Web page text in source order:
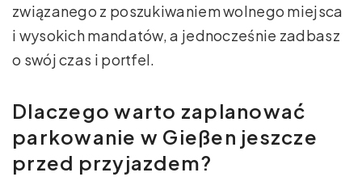
związanego z poszukiwaniem wolnego miejsca
i wysokich mandatów, a jednocześnie zadbasz
o swój czas i portfel.
Dlaczego warto zaplanować
parkowanie w Gießen jeszcze
przed przyjazdem?